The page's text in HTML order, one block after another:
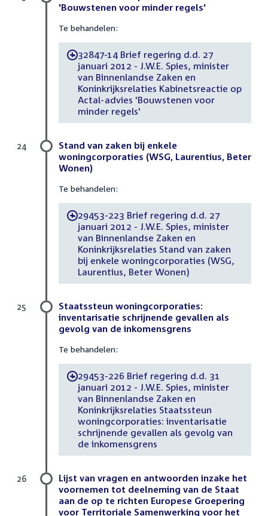
'Bouwstenen voor minder regels'
Te behandelen:
-32847-14 Brief regering d.d. 27
januari 2012 - J.W.E. Spies, minister
van Binnenlandse Zaken en
Koninkrijksrelaties Kabinetsreactie op
Actal-advies 'Bouwstenen voor
minder regels'
Stand van zaken bij enkele
woningcorporaties (WSG, Laurentius, Beter
Wonen)
Te behandelen:
-29453-223 Brief regering d.d. 27
januari 2012 - J.W.E. Spies, minister
van Binnenlandse Zaken en
Koninkrijksrelaties Stand van zaken
bij enkele woningcorporaties (WSG,
Laurentius, Beter Wonen)
24
Staatssteun woningcorporaties:
inventarisatie schrijnende gevallen als
gevolg van de inkomensgrens
Te behandelen:
-29453-226 Brief regering d.d. 31
januari 2012 - J.W.E. Spies, minister
van Binnenlandse Zaken en
Koninkrijksrelaties Staatssteun
woningcorporaties: inventarisatie
schrijnende gevallen als gevolg van
de inkomensgrens
25
Lijst van vragen en antwoorden inzake het
voornemen tot deelneming van de Staat
aan de op te richten Europese Groepering
voor Territoriale Samenwerking voor het
26